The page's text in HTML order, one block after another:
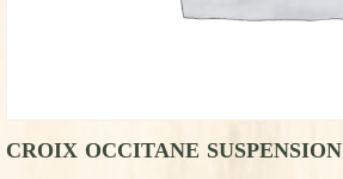
CROIX OCCITANE SUSPENSION